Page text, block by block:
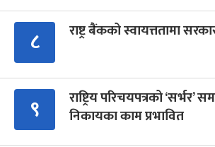
८ राष्ट्र बैंकको स्वायत्ततामा
९
राष्ट्रिय परिचयपत्रको ‘सर्भर’
निकायका काम प्रभावित